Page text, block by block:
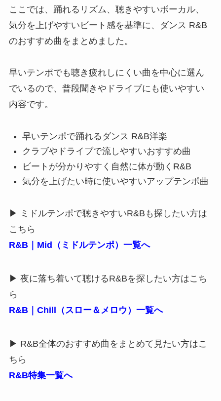
ここでは、踊れるリズム、聴きやすいボーカル、
気分を上げやすいビート感を基準に、ダンス R&B
のおすすめ曲をまとめました。
早いテンポでも聴き疲れしにくい曲を中心に選ん
でいるので、普段聞きやドライブにも使いやすい
内容です。
早いテンポで踊れるダンス R&B洋楽
クラブやドライブで流しやすいおすすめ曲
ビートが分かりやすく自然に体が動くR&B
気分を上げたい時に使いやすいアップテンポ曲
▶ ミドルテンポで聴きやすいR&Bも探したい方は
こちら
R&B｜Mid（ミドルテンポ）一覧へ
▶ 夜に落ち着いて聴けるR&Bを探したい方はこち
ら
R&B｜Chill（スロー＆メロウ）一覧へ
▶ R&B全体のおすすめ曲をまとめて見たい方はこ
ちら
R&B特集一覧へ